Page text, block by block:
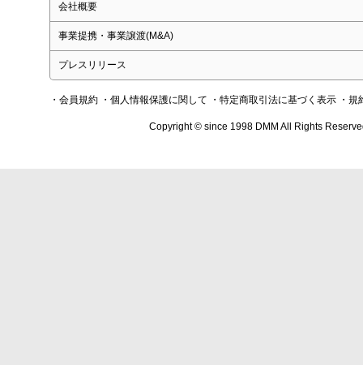
会社概要
事業提携・事業譲渡(M&A)
プレスリリース
・会員規約 ・個人情報保護に関して ・特定商取引法に基づく表示 ・規
Copyright © since 1998 DMM All Rights